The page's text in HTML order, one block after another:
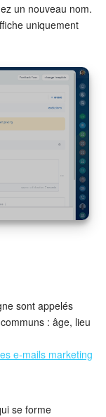
un nouveau nom.
uniquement
sont appelés
: âge, lieu
e-mails marketing
se forme